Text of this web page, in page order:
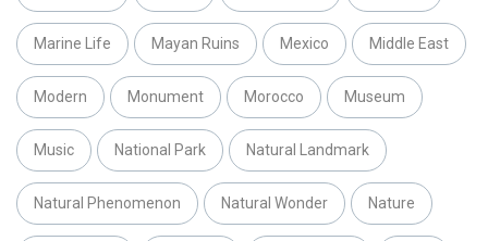
Marine Life Mayan Ruins Mexico Middle East
Modern Monument Morocco Museum
Music National Park Natural Landmark
Natural Phenomenon Natural Wonder Nature